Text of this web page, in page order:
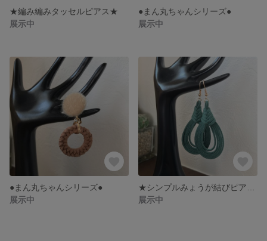
★編み編みタッセルピアス★
展示中
●まん丸ちゃんシリーズ●
展示中
●まん丸ちゃんシリーズ●
展示中
展示中